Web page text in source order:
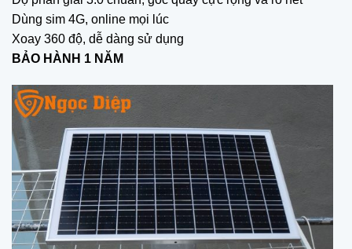
Dùng sim 4G, online mọi lúc
Xoay 360 độ, dễ dàng sử dụng
BẢO HÀNH 1 NĂM